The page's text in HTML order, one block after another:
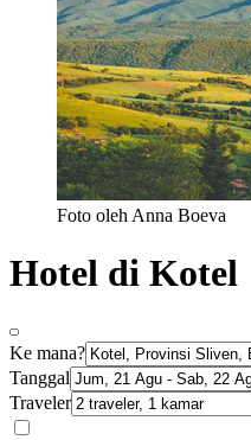
Foto oleh Anna Boeva
Hotel di Kotel
Ke mana?
Tanggal
Traveler